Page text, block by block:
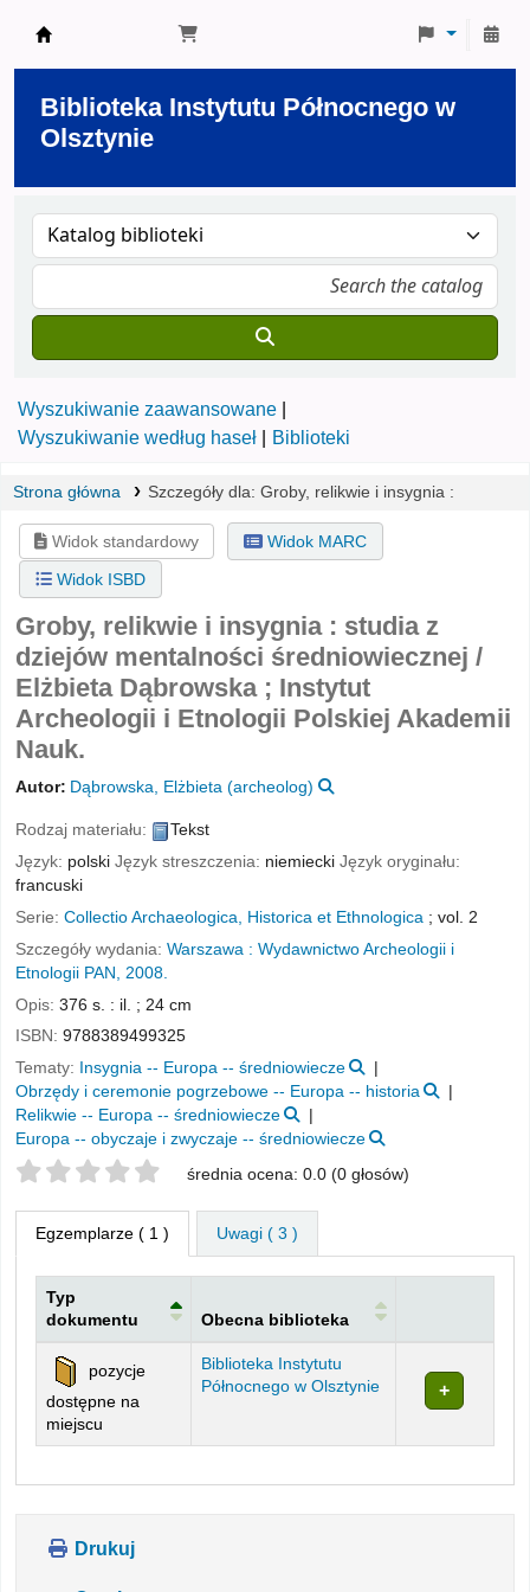
Biblioteka Instytutu Północnego w
Olsztynie
Wyszukiwanie zaawansowane
Wyszukiwanie według haseł
Biblioteki
Strona główna Szczegóły dla: Groby, relikwie i insygnia :
Widok standardowy
Widok MARC
Widok ISBD
Groby, relikwie i insygnia : studia z
dziejów mentalności średniowiecznej /
Elżbieta Dąbrowska ; Instytut
Archeologii i Etnologii Polskiej Akademii
Nauk.
Autor: Dąbrowska, Elżbieta (archeolog)
Rodzaj materiału:
Tekst
Język: polski Język streszczenia: niemiecki Język oryginału:
francuski
Serie: Collectio Archaeologica, Historica et Ethnologica ; vol. 2
Szczegóły wydania: Warszawa : Wydawnictwo Archeologii i
Etnologii PAN,
2008.
Opis: 376 s. : il. ; 24 cm
ISBN: 9788389499325
Tematy:
Insygnia -- Europa -- średniowiecze
Obrzędy i ceremonie pogrzebowe -- Europa -- historia
Relikwie -- Europa -- średniowiecze
Europa -- obyczaje i zwyczaje -- średniowiecze
Twoje oceny średnia ocena: 0.0 (0 głosów)
Egzemplarze ( 1 ) Uwagi ( 3 )
Egzemplarze
Typ
dokumentu
Obecna biblioteka
pozycje
dostępne na
miejscu
Biblioteka Instytutu
Północnego w Olsztynie
Drukuj